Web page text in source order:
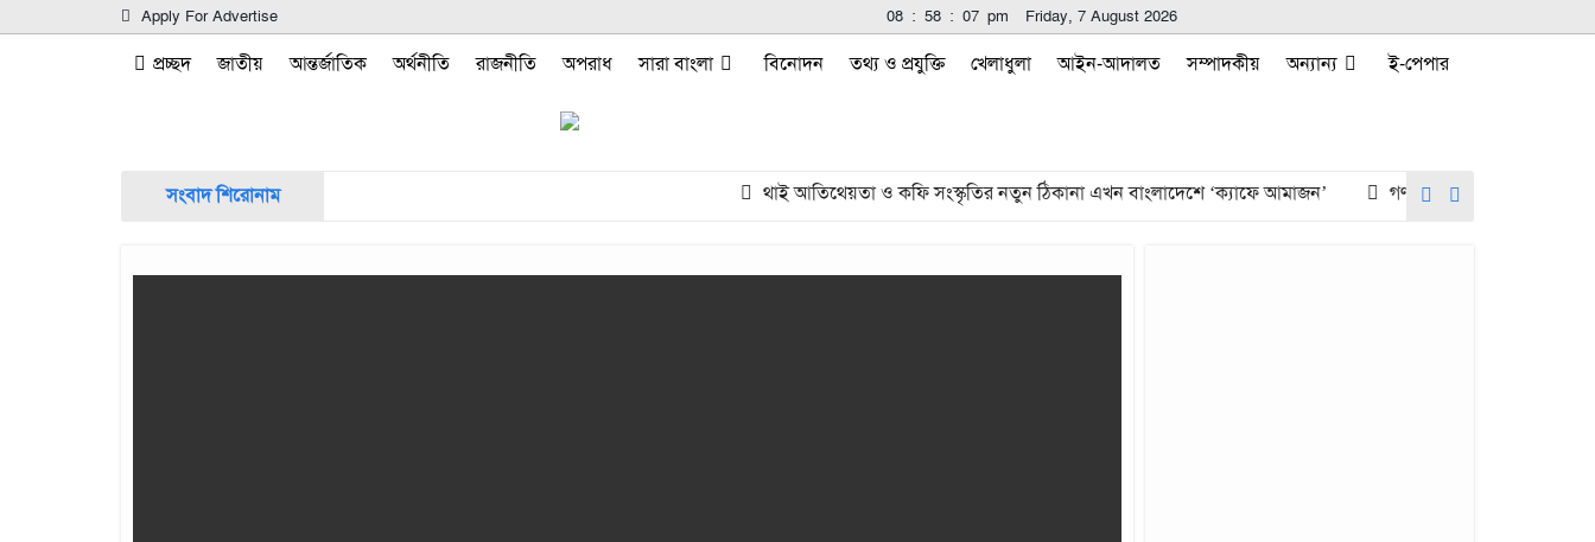
Apply For Advertise 08 : 58 : 07 pm Friday, 7 August 2026
প্রচ্ছদ জাতীয় আন্তর্জাতিক অর্থনীতি রাজনীতি অপরাধ সারা বাংলা বিনোদন তথ্য ও প্রযুক্তি খেলাধুলা আইন-আদালত সম্পাদকীয় অন্যান্য ই-পেপার
সংবাদ শিরোনাম থাই আতিথেয়তা ও কফি সংস্কৃতির নতুন ঠিকানা এখন বাংলাদেশে ‘ক্যাফে আমাজন’ গণভোটের রায় ও জুলাই সনদ দ্রুত